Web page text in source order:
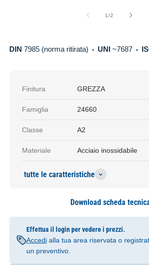
1/su
2
DIN 7985 (norma ritirata) UNI ~7687
Finitura GREZZA
Famiglia 24660
Classe A2
Materiale Acciaio inossidabile
tutte le caratteristiche
Download scheda
Effettua il login per vedere i prezzi.
Accedialla tua area riservata o
un preventivo.